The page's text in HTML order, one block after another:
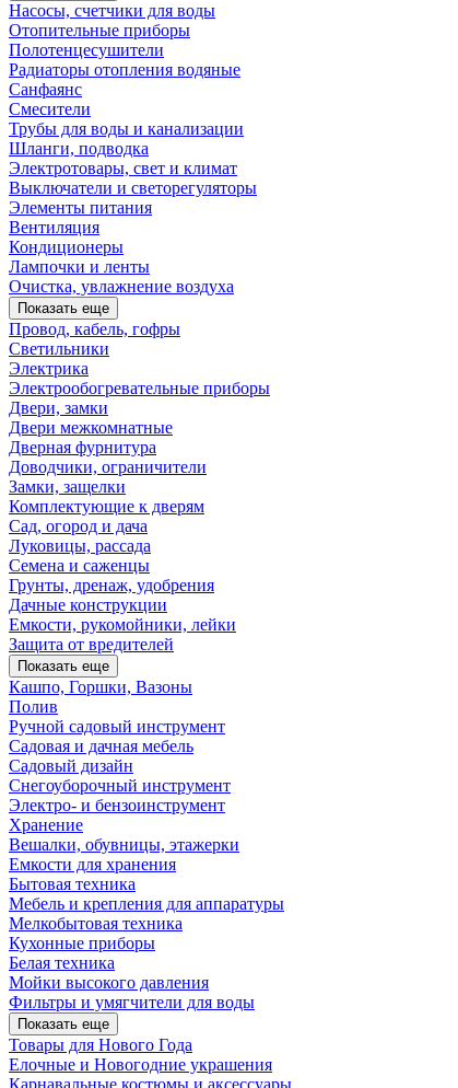
Насосы, счетчики для воды
Отопительные приборы
Полотенцесушители
Радиаторы отопления водяные
Санфаянс
Смесители
Трубы для воды и канализации
Шланги, подводка
Электротовары, свет и климат
Выключатели и светорегуляторы
Элементы питания
Вентиляция
Кондиционеры
Лампочки и ленты
Очистка, увлажнение воздуха
Показать еще
Провод, кабель, гофры
Светильники
Электрика
Электрообогревательные приборы
Двери, замки
Двери межкомнатные
Дверная фурнитура
Доводчики, ограничители
Замки, защелки
Комплектующие к дверям
Сад, огород и дача
Луковицы, рассада
Семена и саженцы
Грунты, дренаж, удобрения
Дачные конструкции
Емкости, рукомойники, лейки
Защита от вредителей
Показать еще
Кашпо, Горшки, Вазоны
Полив
Ручной садовый инструмент
Садовая и дачная мебель
Садовый дизайн
Снегоуборочный инструмент
Электро- и бензоинструмент
Хранение
Вешалки, обувницы, этажерки
Емкости для хранения
Бытовая техника
Мебель и крепления для аппаратуры
Мелкобытовая техника
Кухонные приборы
Белая техника
Мойки высокого давления
Фильтры и умягчители для воды
Показать еще
Товары для Нового Года
Елочные и Новогодние украшения
Карнавальные костюмы и аксессуары